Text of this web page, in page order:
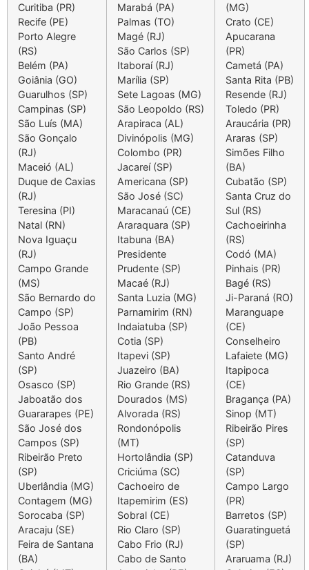
Curitiba (PR)
Recife (PE)
Porto Alegre
(RS)
Belém (PA)
Goiânia (GO)
Guarulhos (SP)
Campinas (SP)
São Luís (MA)
São Gonçalo
(RJ)
Maceió (AL)
Duque de Caxias
(RJ)
Teresina (PI)
Natal (RN)
Nova Iguaçu
(RJ)
Campo Grande
(MS)
São Bernardo do
Campo (SP)
João Pessoa
(PB)
Santo André
(SP)
Osasco (SP)
Jaboatão dos
Guararapes (PE)
São José dos
Campos (SP)
Ribeirão Preto
(SP)
Uberlândia (MG)
Contagem (MG)
Sorocaba (SP)
Aracaju (SE)
Feira de Santana
(BA)
Marabá (PA)
Palmas (TO)
Magé (RJ)
São Carlos (SP)
Itaboraí (RJ)
Marília (SP)
Sete Lagoas (MG)
São Leopoldo (RS)
Arapiraca (AL)
Divinópolis (MG)
Colombo (PR)
Jacareí (SP)
Americana (SP)
São José (SC)
Maracanaú (CE)
Araraquara (SP)
Itabuna (BA)
Presidente
Prudente (SP)
Macaé (RJ)
Santa Luzia (MG)
Parnamirim (RN)
Indaiatuba (SP)
Cotia (SP)
Itapevi (SP)
Juazeiro (BA)
Rio Grande (RS)
Dourados (MS)
Alvorada (RS)
Rondonópolis
(MT)
Hortolândia (SP)
Criciúma (SC)
Cachoeiro de
Itapemirim (ES)
Sobral (CE)
Rio Claro (SP)
Cabo Frio (RJ)
Cabo de Santo
(MG)
Crato (CE)
Apucarana
(PR)
Cametá (PA)
Santa Rita (PB)
Resende (RJ)
Toledo (PR)
Araucária (PR)
Araras (SP)
Simões Filho
(BA)
Cubatão (SP)
Santa Cruz do
Sul (RS)
Cachoeirinha
(RS)
Codó (MA)
Pinhais (PR)
Bagé (RS)
Ji-Paraná (RO)
Maranguape
(CE)
Conselheiro
Lafaiete (MG)
Itapipoca
(CE)
Bragança (PA)
Sinop (MT)
Ribeirão Pires
(SP)
Catanduva
(SP)
Campo Largo
(PR)
Barretos (SP)
Guaratinguetá
(SP)
Araruama (RJ)